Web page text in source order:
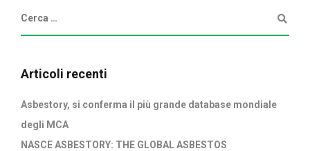
Articoli recenti
Asbestory, si conferma il più grande database mondiale
degli MCA
NASCE ASBESTORY: THE GLOBAL ASBESTOS